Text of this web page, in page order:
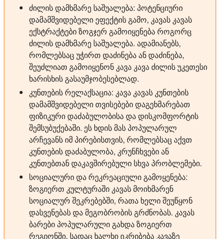
ძილის დამხმარე საშუალება: პოტენციური
დამამშვიდებელი ეფექტის გამო, კავას კავას
ექსტრაქტები ზოგჯერ გამოიყენება როგორც
ძილის დამხმარე საშუალება. ადამიანებს,
რომლებსაც უჭირთ დაძინება ან დაძინება,
შეუძლიათ გამოიყენონ კავა კავა ძილის უკეთესი
ხარისხის გასაუმჯობესებლად.
კუნთების რელაქსაცია: კავა კავას კუნთების
დამამშვიდებელი თვისებები დაგეხმარებათ
ფიზიკური დაძაბულობისა და დისკომფორტის
შემსუბუქებაში. ეს ხდის მას პოპულარულ
არჩევანს იმ პირებისთვის, რომლებსაც აქვთ
კუნთების დაძაბულობა, კრუნჩხვები ან
კუნთებთან დაკავშირებული სხვა პრობლემები.
სოციალური და რეკრეაციული გამოყენება:
ზოგიერთ კულტურაში კავას მოიხმარენ
სოციალურ შეკრებებში, რათა ხელი შეუწყონ
დასვენებას და მეგობრობის გრძნობას. კავას
ბარები პოპულარული გახდა ზოგიერთ
რეგიონში, სადაც ხალხი იკრიბება კავაზე